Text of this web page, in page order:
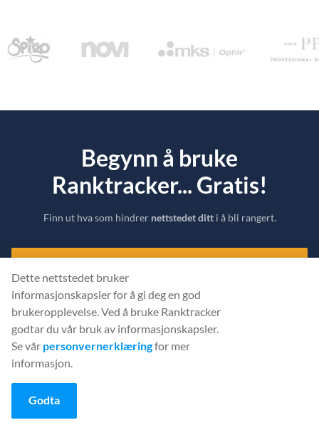
Begynn å bruke
Ranktracker... Gratis!
Finn ut hva som hindrer nettstedet ditti å bli rangert.
Ellerlogg inn med påloggingsinformasjonen din
Dette nettstedet bruker
informasjonskapsler for å gi deg en god
brukeropplevelse. Ved å bruke Ranktracker
godtar du vår bruk av informasjonskapsler.
Se vår personvernerklæringfor mer
informasjon.
Godta